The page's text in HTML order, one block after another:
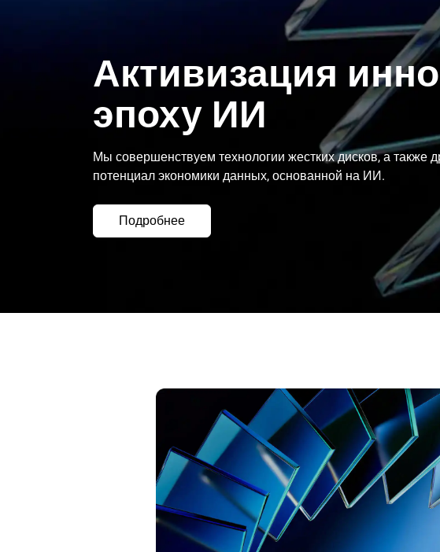
Активизация
эпоху ИИ
Мы совершенствуем технологии жестких дисков, а также
потенциал экономики данных, основанной на ИИ.
Подробнее